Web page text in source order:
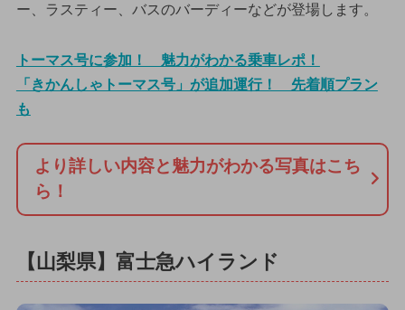
ー、ラスティー、バスのバーディーなどが登場します。
トーマス号に参加！ 魅力がわかる乗車レポ！
「きかんしゃトーマス号」が追加運行！ 先着順プラン
も
より詳しい内容と魅力がわかる写真はこち
ら！
【山梨県】富士急ハイランド